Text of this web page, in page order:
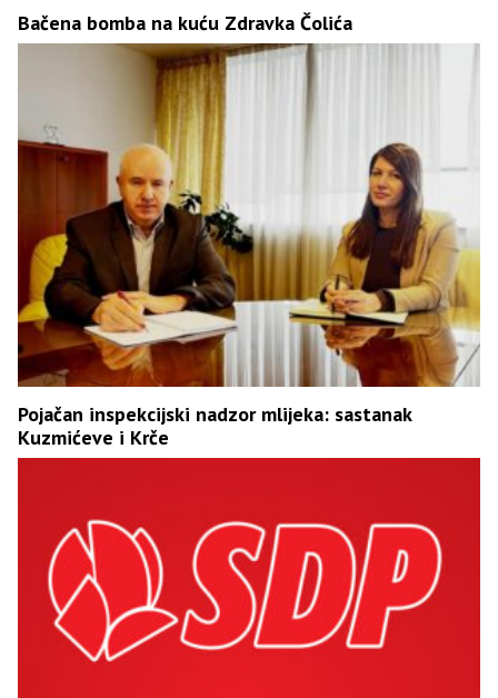
Bačena bomba na kuću Zdravka Čolića
Pojačan inspekcijski nadzor mlijeka: sastanak
Kuzmićeve i Krče